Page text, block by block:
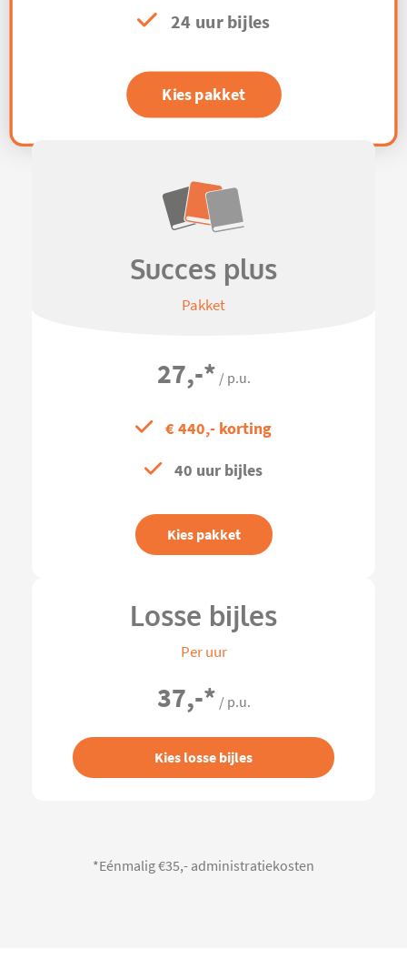
24 uur bijles
Kies pakket
Succes plus
Pakket
27,-* / p.u.
€ 440,- korting
40 uur bijles
Kies pakket
Losse bijles
Per uur
37,-* / p.u.
Kies losse bijles
*Eénmalig €35,- administratiekosten